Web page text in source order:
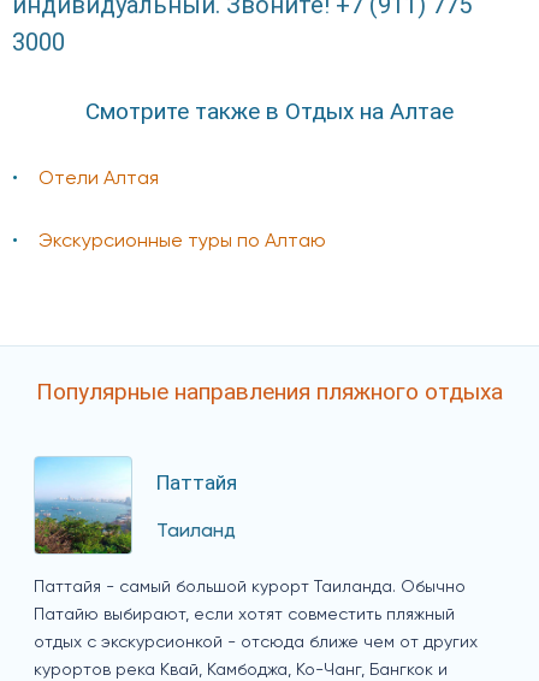
3000
Смотрите также в Отдых на Алтае
Отели Алтая
Экскурсионные туры по Алтаю
Популярные направления пляжного отдыха
Паттайя
Таиланд
Паттайя - самый большой курорт Таиланда. Обычно
Патайю выбирают, если хотят совместить пляжный
отдых с экскурсионкой - отсюда ближе чем от других
курортов река Квай, Камбоджа, Ко-Чанг, Бангкок и